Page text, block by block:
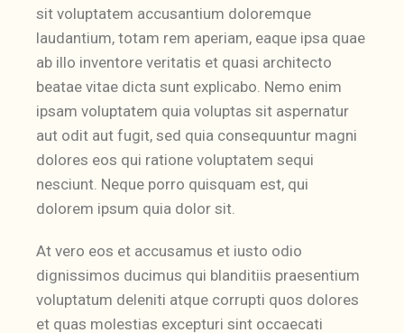
sit voluptatem accusantium doloremque
laudantium, totam rem aperiam, eaque ipsa quae
ab illo inventore veritatis et quasi architecto
beatae vitae dicta sunt explicabo. Nemo enim
ipsam voluptatem quia voluptas sit aspernatur
aut odit aut fugit, sed quia consequuntur magni
dolores eos qui ratione voluptatem sequi
nesciunt. Neque porro quisquam est, qui
dolorem ipsum quia dolor sit.
At vero eos et accusamus et iusto odio
dignissimos ducimus qui blanditiis praesentium
voluptatum deleniti atque corrupti quos dolores
et quas molestias excepturi sint occaecati